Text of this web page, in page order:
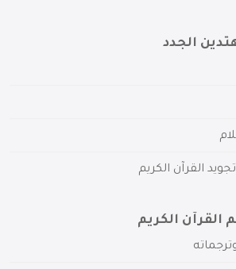
الجدد
القرآن الكريم
القرآن الكريم